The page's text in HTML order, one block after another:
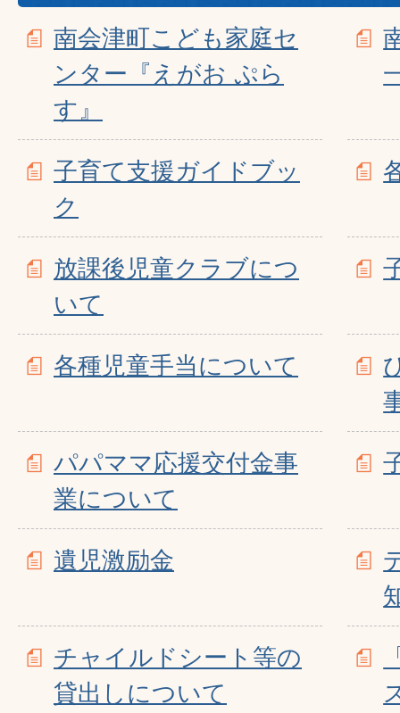
南会津町こども家庭セ
ンター『えがお ぷら
す』
子育て支援ガイドブッ
ク
放課後児童クラブにつ
いて
各種児童手当について
パパママ応援交付金事
業について
遺児激励金
チャイルドシート等の
貸出しについて